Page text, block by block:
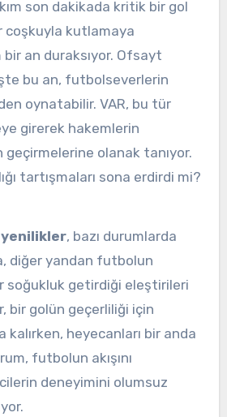
son dakikada kritik bir gol
coşkuyla kutlamaya
an duraksıyor. Ofsayt
bu an, futbolseverlerin
oynatabilir. VAR, bu tür
girerek hakemlerin
geçirmelerine olanak tanıyor.
tartışmaları sona erdirdi mi?
yenilikler, bazı durumlarda
diğer yandan futbolun
soğukluk getirdiği eleştirileri
bir golün geçerliliği için
kalırken, heyecanları bir anda
futbolun akışını
deneyimini olumsuz